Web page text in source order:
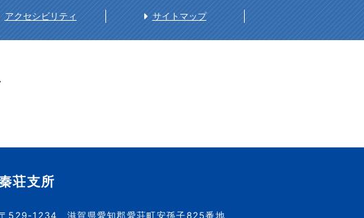
アクセシビリティ サイトマップ
荘支所
529-1234 滋賀県愛知郡愛荘町安孫子825番地